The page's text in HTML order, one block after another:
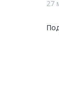
27